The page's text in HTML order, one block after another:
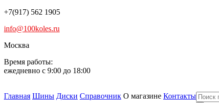
+7(917) 562 1905
info@100koles.ru
Москва
Время работы:
ежедневно с 9:00 до 18:00
Главная Шины Диски Справочник О магазине Контакты